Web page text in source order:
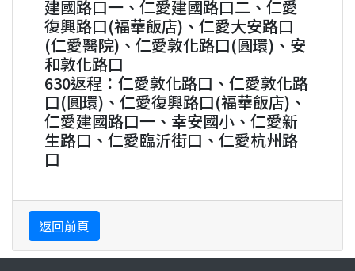
建國路口一、仁愛建國路口二、仁愛
復興路口(福華飯店)、仁愛大安路口
(仁愛醫院)、仁愛敦化路口(圓環)、安
和敦化路口
630返程：仁愛敦化路口、仁愛敦化路
口(圓環)、仁愛復興路口(福華飯店)、
仁愛建國路口一、幸安國小、仁愛新
生路口、仁愛臨沂街口、仁愛杭州路
口
返回前頁